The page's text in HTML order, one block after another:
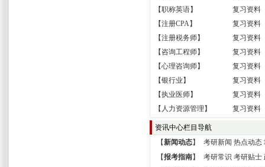
【职称英语】
复习资料
【注册CPA】
复习资料
【注册税务师】
复习资料
【 咨询工程师】
复习资料
【心理咨询师】
复习资料
【银行业 】
复习资料
【执业医师】
复习资料
【 人力资源管理 】 复习资料
资讯中心栏目导航
【新闻动态】 考研新闻 热点动态
【报考指南】 考研常识 考研贴士